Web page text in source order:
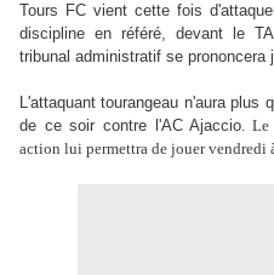
Tours FC vient cette fois
discipline en référé, devant le
tribunal administratif se prononcera
L'attaquant tourangeau n'aura plus
de ce soir contre l'AC Ajaccio. Le
action lui permettra de jouer vendredi